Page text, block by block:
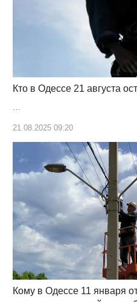
Кто в Одессе 21 августа
21.08.2025 09:20
Кому в Одессе 11 января